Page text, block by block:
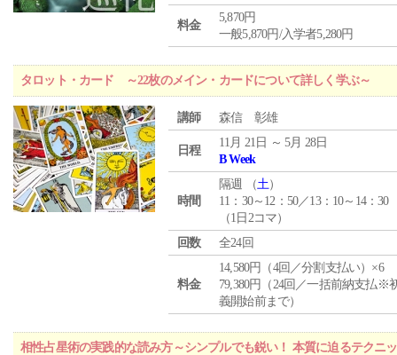
料金
5,870円
一般5,870円/入学者5,280円
タロット・カード ～22枚のメイン・カードについて詳しく学ぶ～
講師 森信 彰雄
日程
11月 21日 ～ 5月 28日
B Week
時間
隔週 （土）
11：30～12：50／13：10～14：30
（1日2コマ）
回数
全24回
料金
14,580円（4回／分割支払い）×6
79,380円（24回／一括前納支払※
義開始前まで）
相性占星術の実践的な読み方～シンプルでも鋭い！ 本質に迫るテクニ